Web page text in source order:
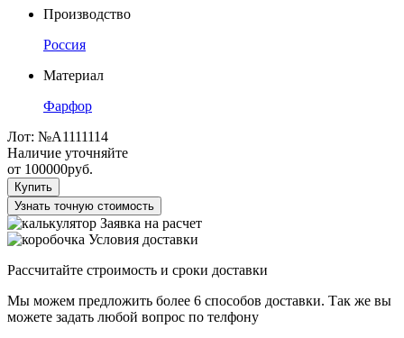
Производство
Россия
Материал
Фарфор
Лот: №А1111114
Наличие уточняйте
от 100000руб.
Купить
Узнать точную стоимость
Заявка на расчет
Условия доставки
Рассчитайте строимость и сроки доставки
Мы можем предложить более 6 способов доставки. Так же вы
можете задать любой вопрос по телфону